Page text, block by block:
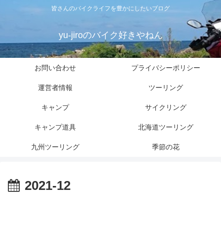
皆さんのバイクライフを豊かにしたいブログ
yu-jiroのバイク好きやねん
お問い合わせ プライバシーポリシー
運営者情報 ツーリング
キャンプ サイクリング
キャンプ道具 北海道ツーリング
九州ツーリング 季節の花
2021-12